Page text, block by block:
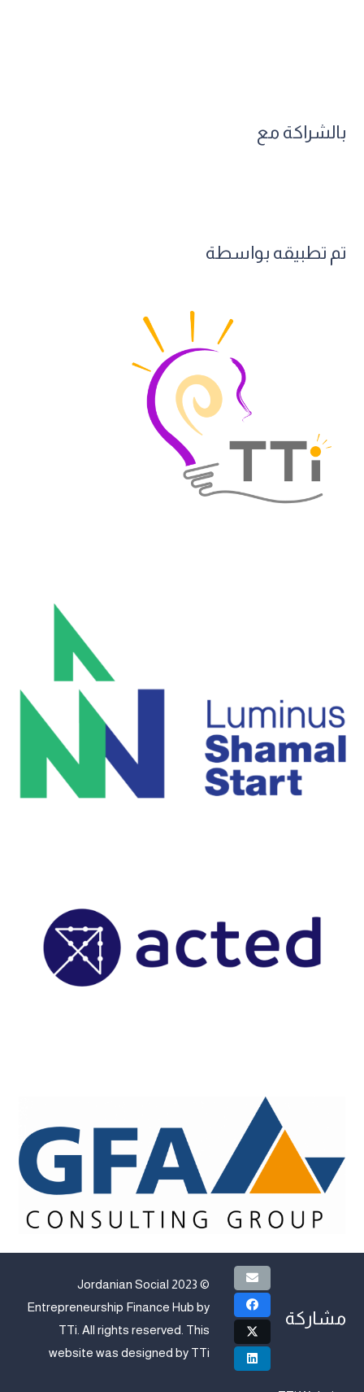
بالشراكة مع
تم تطبيقه بواسطة
مشاركة
© 2023 Jordanian Social
Entrepreneurship Finance Hub by
TTi . All rights reserved. This
website was designed by TTi